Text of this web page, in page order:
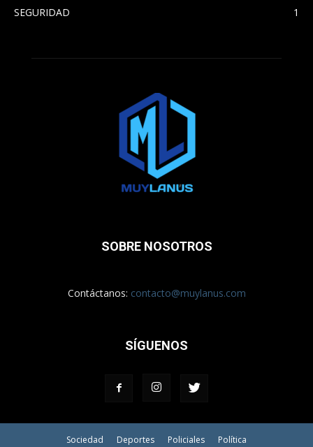
SEGURIDAD
1
SOBRE NOSOTROS
Contáctanos: contacto@muylanus.com
SÍGUENOS
Sociedad Deportes Policiales Política